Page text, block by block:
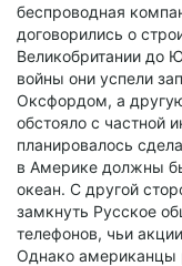
беспроводная
договорились о
Великобритании до
войны они успели
Оксфордом, а
обстояло с частной
планировалось
в Америке должны
океан. С другой
замкнуть Русское
телефонов, чьи
Однако американцы